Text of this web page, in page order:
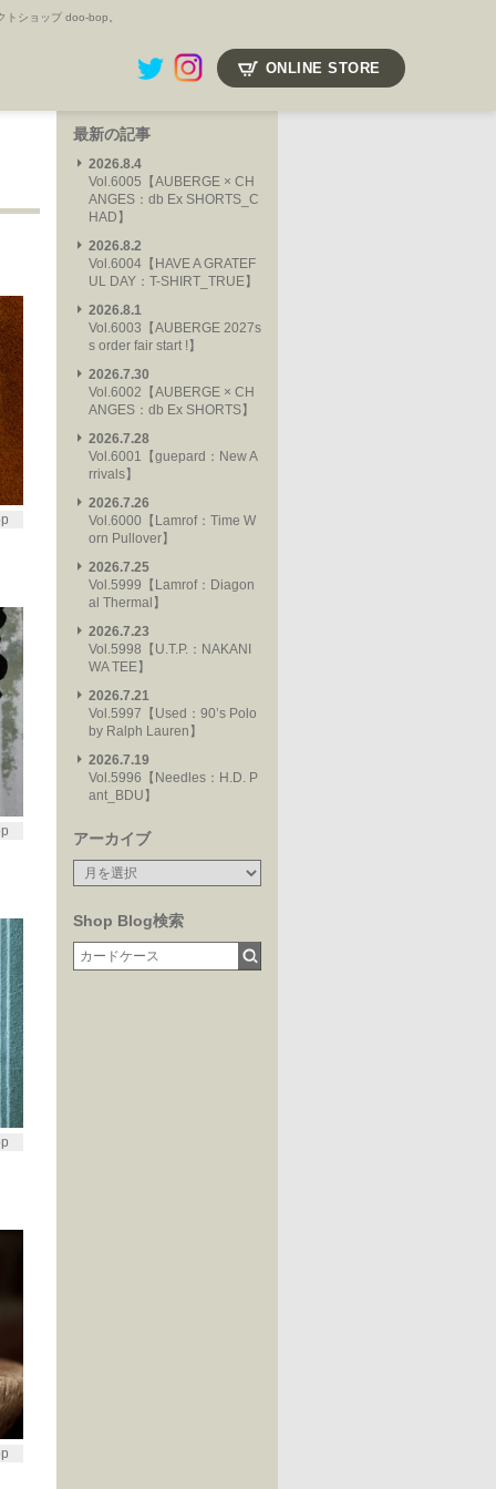
ショップ doo-bop。
ONLINE STORE
最新の記事
2026.8.4
Vol.6005【AUBERGE × CH
ANGES：db Ex SHORTS_C
HAD】
2026.8.2
Vol.6004【HAVE A GRATEF
UL DAY：T-SHIRT_TRUE】
2026.8.1
Vol.6003【AUBERGE 2027s
s order fair start !】
2026.7.30
Vol.6002【AUBERGE × CH
ANGES：db Ex SHORTS】
2026.7.28
Vol.6001【guepard：New A
rrivals】
2026.7.26
Vol.6000【Lamrof：Time W
orn Pullover】
2026.7.25
Vol.5999【Lamrof：Diagon
al Thermal】
2026.7.23
Vol.5998【U.T.P.：NAKANI
WA TEE】
2026.7.21
Vol.5997【Used：90’s Polo
by Ralph Lauren】
2026.7.19
Vol.5996【Needles：H.D. P
ant_BDU】
アーカイブ
Shop Blog検索